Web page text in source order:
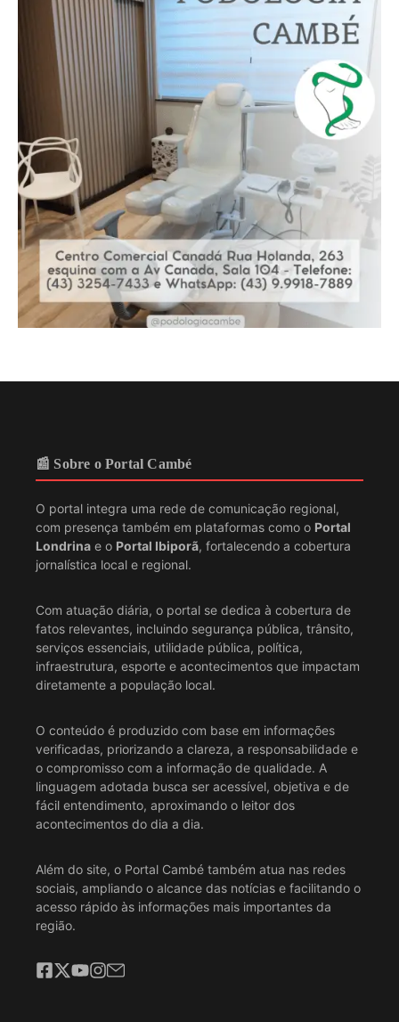
📰 Sobre o Portal Cambé
O portal integra uma rede de comunicação regional,
com presença também em plataformas como o Portal
Londrina e o Portal Ibiporã, fortalecendo a cobertura
jornalística local e regional.
Com atuação diária, o portal se dedica à cobertura de
fatos relevantes, incluindo segurança pública, trânsito,
serviços essenciais, utilidade pública, política,
infraestrutura, esporte e acontecimentos que impactam
diretamente a população local.
O conteúdo é produzido com base em informações
verificadas, priorizando a clareza, a responsabilidade e
o compromisso com a informação de qualidade. A
linguagem adotada busca ser acessível, objetiva e de
fácil entendimento, aproximando o leitor dos
acontecimentos do dia a dia.
Além do site, o Portal Cambé também atua nas redes
sociais, ampliando o alcance das notícias e facilitando o
acesso rápido às informações mais importantes da
região.